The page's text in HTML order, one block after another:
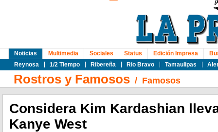
Noticias
Reynosa
1/2 Tiempo Ribereña Rio Bravo Tamaulipas
Multimedia Sociales Status Edición Impresa
Rostros y Famosos / Famosos
Considera Kim Kardashian
Kanye West